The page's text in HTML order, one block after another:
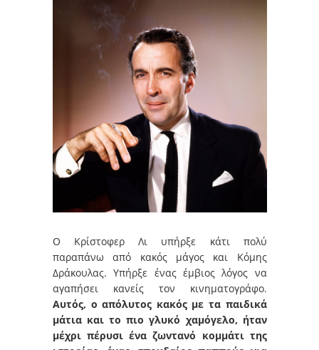
Ο Κρίστοφερ Λι υπήρξε κάτι πολύ
παραπάνω από κακός μάγος και Κόμης
Δράκουλας. Υπήρξε ένας έμβιος λόγος να
αγαπήσει κανείς τον κινηματογράφο.
Αυτός, ο απόλυτος κακός με τα παιδικά
μάτια και το πιο γλυκό χαμόγελο, ήταν
μέχρι πέρυσι ένα ζωντανό κομμάτι της